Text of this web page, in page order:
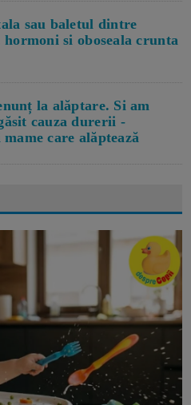
sau baletul dintre
si oboseala crunta
la alăptare. Si am
cauza durerii -
care alăptează